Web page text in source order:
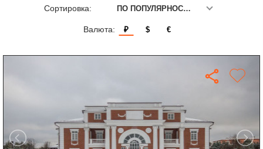
Сортировка: ПО ПОПУЛЯРНОСТИ
Валюта: ₽ $ €